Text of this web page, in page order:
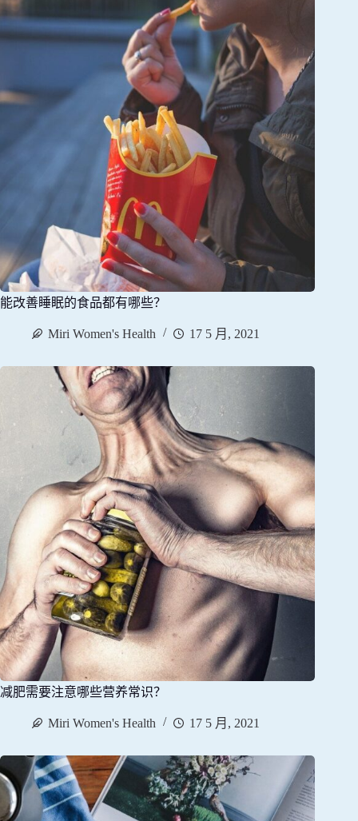
能改善睡眠的食品都有哪些？
Miri Women's Health 17 5 月, 2021
减肥需要注意哪些营养常识？
Miri Women's Health 17 5 月, 2021